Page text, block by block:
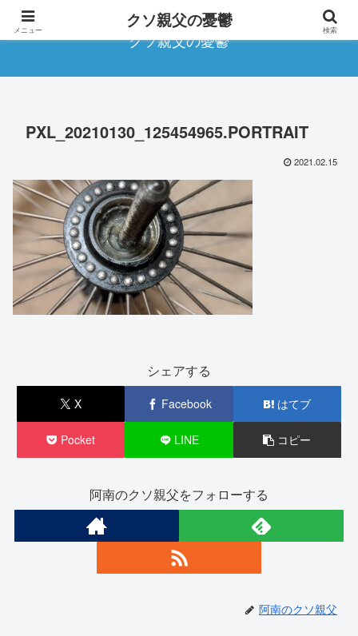
クソ親父の憂鬱
PXL_20210130_125454965.PORTRAIT
2021.02.15
シェアする
X Facebook はてブ
Pocket LINE コピー
阿南のクソ親父をフォローする
阿南のクソ親父
メニュー クソ親父の憂鬱 検索